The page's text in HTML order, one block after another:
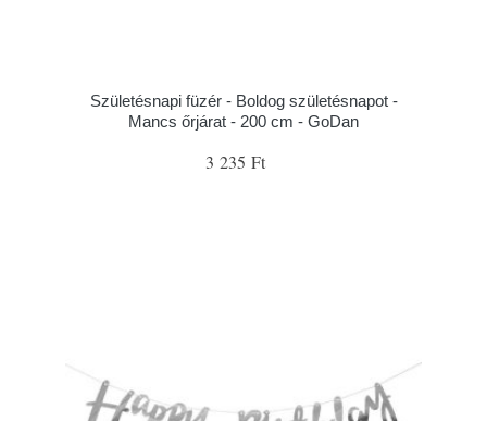
Születésnapi füzér - Boldog születésnapot -
Mancs őrjárat - 200 cm - GoDan
3 235 Ft